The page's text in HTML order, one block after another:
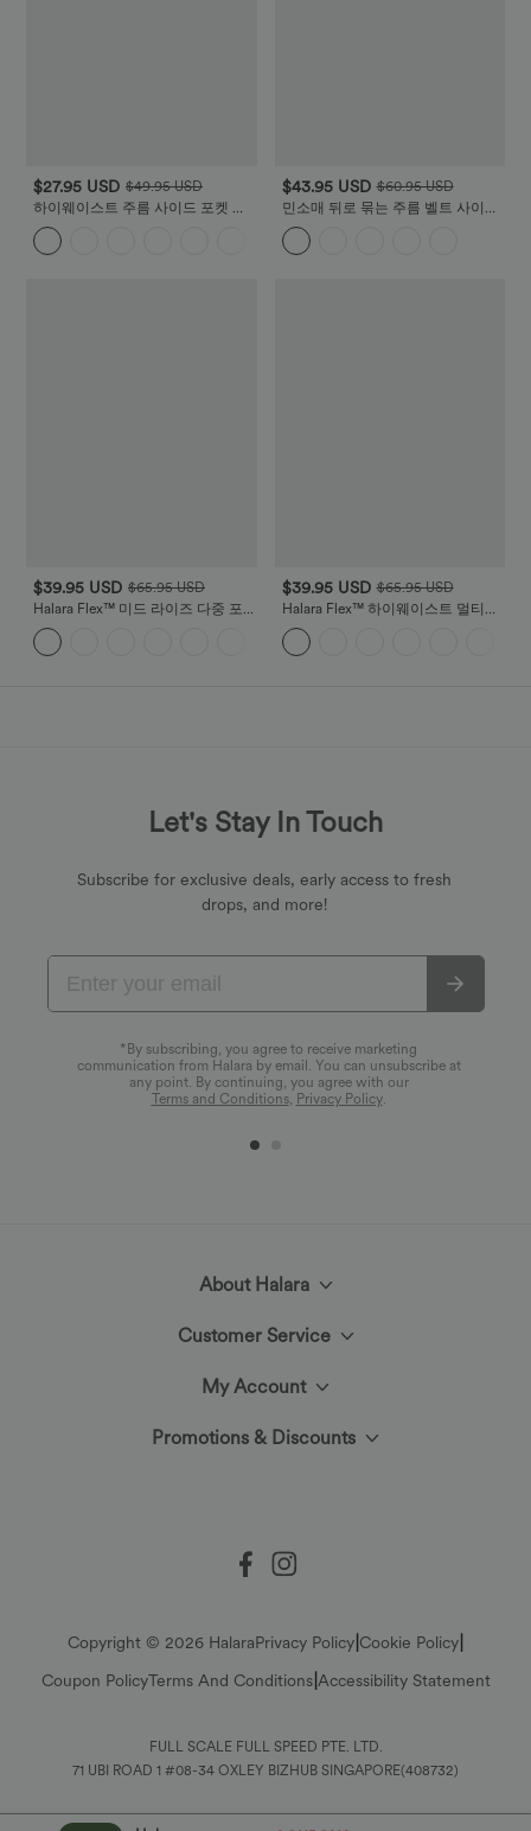
$27.95 USD $49.95 USD
하이웨이스트 주름 사이드 포켓 와
이드 워크룩 팬츠
$43.95 USD $60.95 USD
민소매 뒤로 묶는 주름 벨트 사이드
포켓 컷아웃 쿨 터치 휴가룩 점프수
트
$39.95 USD $65.95 USD
Halara Flex™ 미드 라이즈 다중 포
켓 스트레이트 레그 스트레치 니트
캐주얼 카고 청바지
$39.95 USD $65.95 USD
Halara Flex™ 하이웨이스트 멀티플
포켓 일자 워시드 스트레치 니트 캐
주얼 청바지
Let's Stay In Touch
Subscribe for exclusive deals, early access to fresh
drops, and more!
*By subscribing, you agree to receive marketing
communication from Halara by email. You can unsubscribe at
any point. By continuing, you agree with our
Terms and Conditions, Privacy Policy.
About Halara
The Halara Circle
Blog
Customer Service
Shipping & Customs
Return Policy
My Account
Account Details
Change Password
Promotions & Discounts
Affiliate Program
Copyright © 2026 HalaraPrivacy Policy Cookie Policy
Coupon PolicyTerms And Conditions Accessibility Statement
FULL SCALE FULL SPEED PTE. LTD.
71 UBI ROAD 1 #08-34 OXLEY BIZHUB SINGAPORE(408732)